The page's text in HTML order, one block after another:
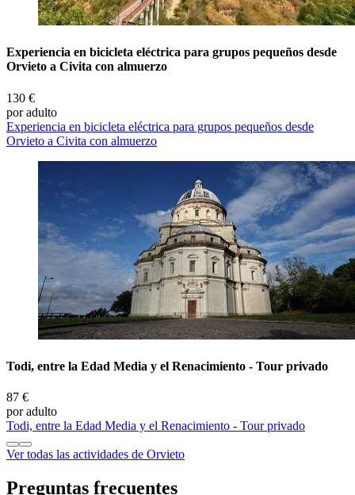
Experiencia en bicicleta eléctrica para grupos pequeños desde
Orvieto a Civita con almuerzo
130 €
por adulto
Experiencia en bicicleta eléctrica para grupos pequeños desde
Orvieto a Civita con almuerzo
Todi, entre la Edad Media y el Renacimiento - Tour privado
87 €
por adulto
Todi, entre la Edad Media y el Renacimiento - Tour privado
Ver todas las actividades de Orvieto
Preguntas frecuentes